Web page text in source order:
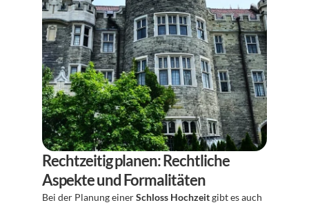
Rechtzeitig planen: Rechtliche
Aspekte und Formalitäten
Bei der Planung einer Schloss Hochzeit gibt es auch